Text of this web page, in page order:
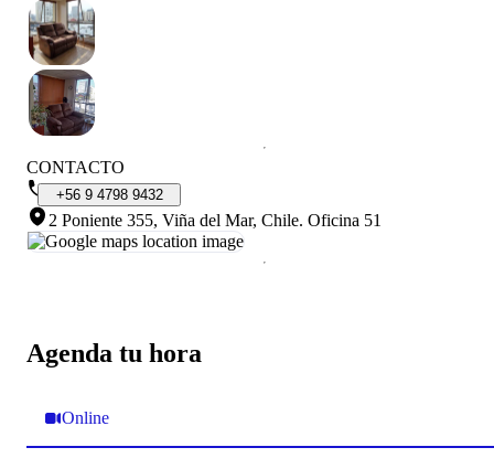
Agenda tu hora
Online
CONTACTO
+56 9 4798 9432
2 Poniente 355, Viña del Mar, Chile. Oficina 51